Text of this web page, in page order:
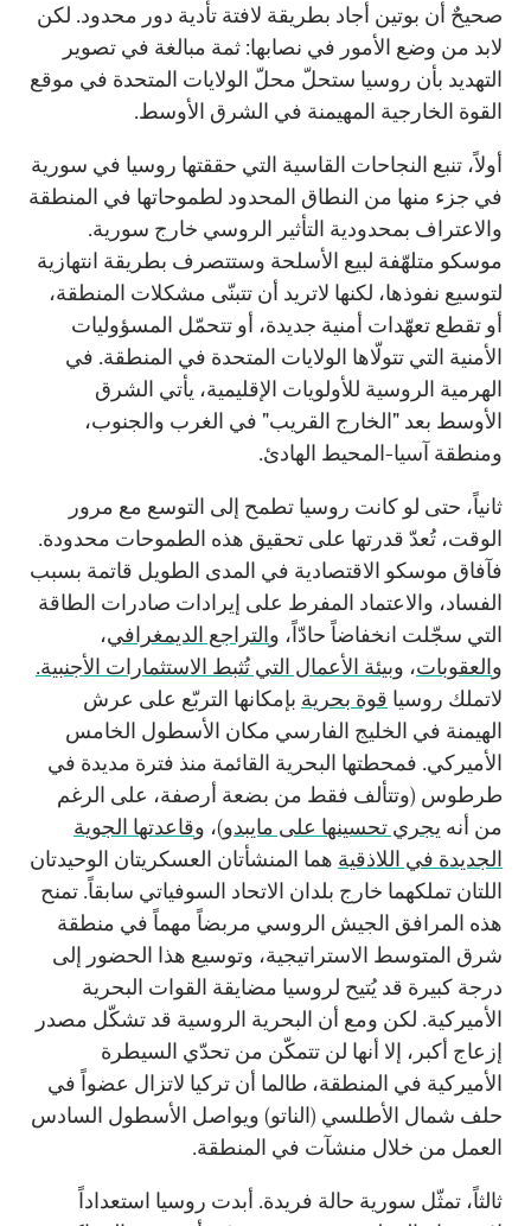
صحيحٌ أن بوتين أجاد بطريقة لافتة تأدية دور محدود. لكن
لابد من وضع الأمور في نصابها: ثمة مبالغة في تصوير
التهديد بأن روسيا ستحلّ محلّ الولايات المتحدة في موقع
القوة الخارجية المهيمنة في الشرق الأوسط.
أولاً، تنبع النجاحات القاسية التي حققتها روسيا في سورية
في جزء منها من النطاق المحدود لطموحاتها في المنطقة
والاعتراف بمحدودية التأثير الروسي خارج سورية.
موسكو متلهّفة لبيع الأسلحة وستتصرف بطريقة انتهازية
لتوسيع نفوذها، لكنها لاتريد أن تتبنّى مشكلات المنطقة،
أو تقطع تعهّدات أمنية جديدة، أو تتحمّل المسؤوليات
الأمنية التي تتولّاها الولايات المتحدة في المنطقة. في
الهرمية الروسية للأولويات الإقليمية، يأتي الشرق
الأوسط بعد "الخارج القريب" في الغرب والجنوب،
ومنطقة آسيا-المحيط الهادئ.
ثانياً، حتى لو كانت روسيا تطمح إلى التوسع مع مرور
الوقت، تُعدّ قدرتها على تحقيق هذه الطموحات محدودة.
فآفاق موسكو الاقتصادية في المدى الطويل قاتمة بسبب
الفساد، والاعتماد المفرط على إيرادات صادرات الطاقة
التي سجّلت انخفاضاً حادّاً، والتراجع الديمغرافي،
والعقوبات، وبيئة الأعمال التي تُثبط الاستثمارات الأجنبية.
لاتملك روسيا قوة بحرية بإمكانها التربّع على عرش
الهيمنة في الخليج الفارسي مكان الأسطول الخامس
الأميركي. فمحطتها البحرية القائمة منذ فترة مديدة في
طرطوس (وتتألف فقط من بضعة أرصفة، على الرغم
من أنه يجري تحسينها على مايبدو)، وقاعدتها الجوية
الجديدة في اللاذقية هما المنشأتان العسكريتان الوحيدتان
اللتان تملكهما خارج بلدان الاتحاد السوفياتي سابقاً. تمنح
هذه المرافق الجيش الروسي مربضاً مهماً في منطقة
شرق المتوسط الاستراتيجية، وتوسيع هذا الحضور إلى
درجة كبيرة قد يُتيح لروسيا مضايقة القوات البحرية
الأميركية. لكن ومع أن البحرية الروسية قد تشكّل مصدر
إزعاج أكبر، إلا أنها لن تتمكّن من تحدّي السيطرة
الأميركية في المنطقة، طالما أن تركيا لاتزال عضواً في
حلف شمال الأطلسي (الناتو) ويواصل الأسطول السادس
العمل من خلال منشآت في المنطقة.
ثالثاً، تمثّل سورية حالة فريدة. أبدت روسيا استعداداً